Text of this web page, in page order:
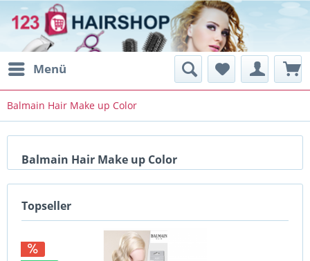
Menü
Balmain Hair Make up Color
Balmain Hair Make up Color
Topseller